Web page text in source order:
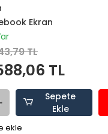
Ekran
TL
TL
Sepete
Ekle
ekle